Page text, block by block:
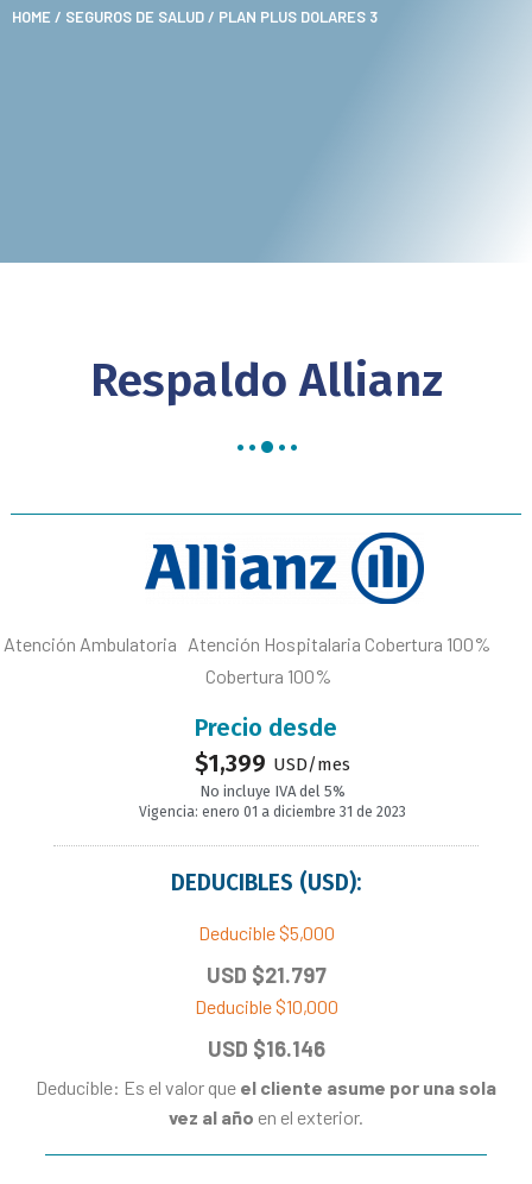
HOME / SEGUROS DE SALUD / PLAN PLUS DOLARES 3
Respaldo Allianz
Atención Ambulatoria Atención Hospitalaria Cobertura 100%
Cobertura 100%
Precio desde
$1,399 USD/mes
No incluye IVA del 5%
Vigencia: enero 01 a diciembre 31 de 2023
DEDUCIBLES (USD):
Deducible $5,000
USD $21.797
Deducible $10,000
USD $16.146
Deducible: Es el valor que el cliente asume por una sola
vez al año en el exterior.